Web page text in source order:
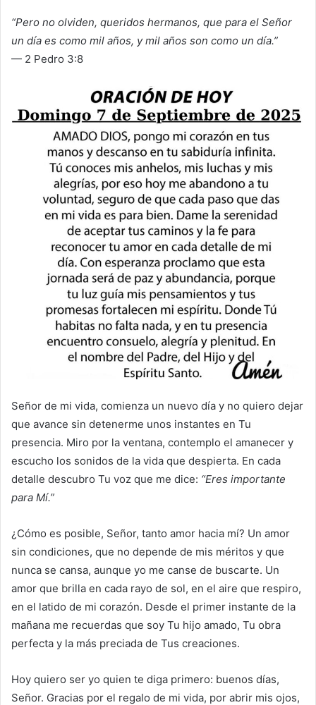
“Pero no olviden, queridos hermanos, que para el Señor
un día es como mil años, y mil años son como un día.”
— 2 Pedro 3:8
Señor de mi vida, comienza un nuevo día y no quiero dejar
que avance sin detenerme unos instantes en Tu
presencia. Miro por la ventana, contemplo el amanecer y
escucho los sonidos de la vida que despierta. En cada
detalle descubro Tu voz que me dice: “Eres importante
para Mí.”
¿Cómo es posible, Señor, tanto amor hacia mí? Un amor
sin condiciones, que no depende de mis méritos y que
nunca se cansa, aunque yo me canse de buscarte. Un
amor que brilla en cada rayo de sol, en el aire que respiro,
en el latido de mi corazón. Desde el primer instante de la
mañana me recuerdas que soy Tu hijo amado, Tu obra
perfecta y la más preciada de Tus creaciones.
Hoy quiero ser yo quien te diga primero: buenos días,
Señor. Gracias por el regalo de mi vida, por abrir mis ojos,